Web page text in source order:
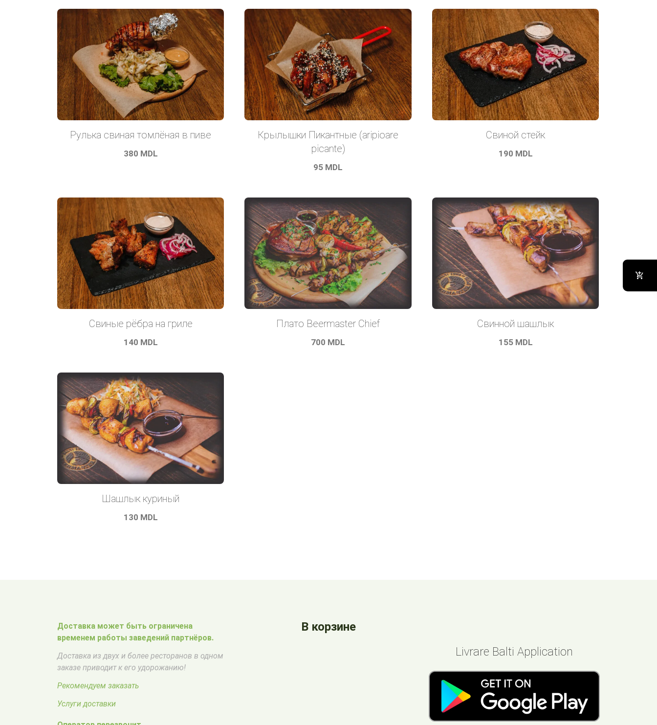
Рулька свиная томлёная в пиве
380 MDL
Крылышки Пикантные (aripioare
picante)
95 MDL
Свиной стейк
190 MDL
Свиные рёбра на гриле
140 MDL
Плато Beermaster Chief
700 MDL
Свинной шашлык
155 MDL
Шашлык куриный
130 MDL
Доставка может быть ограничена
временем работы заведений партнёров.
Доставка из двух и более ресторанов в одном
заказе приводит к его удорожанию!
Рекомендуем заказать
Услуги доставки
В корзине
Livrare Balti Application